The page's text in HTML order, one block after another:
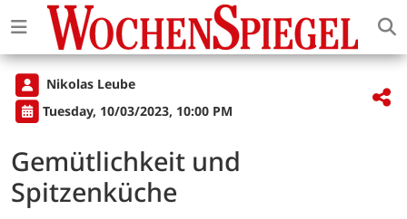
Nikolas Leube
Tuesday, 10/03/2023, 10:00 PM
Gemütlichkeit und
Spitzenküche